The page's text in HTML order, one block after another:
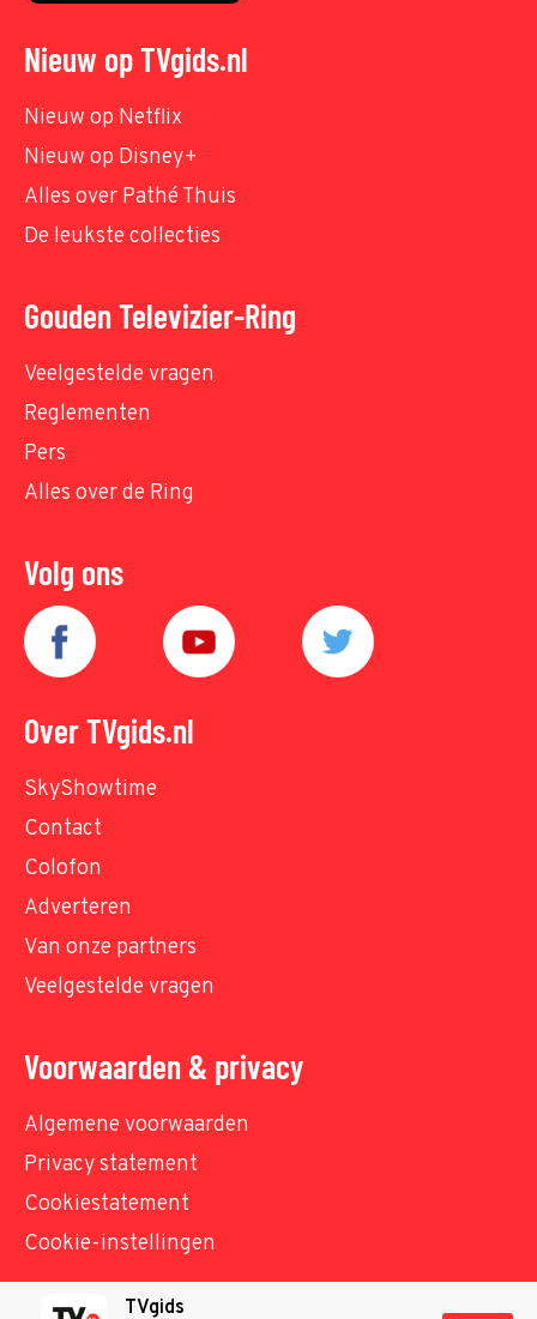
Nieuw op TVgids.nl
Nieuw op Netflix
Nieuw op Disney+
Alles over Pathé Thuis
De leukste collecties
Gouden Televizier-Ring
Veelgestelde vragen
Reglementen
Pers
Alles over de Ring
Volg ons
Over TVgids.nl
SkyShowtime
Contact
Colofon
Adverteren
Van onze partners
Veelgestelde vragen
Voorwaarden & privacy
Algemene voorwaarden
Privacy statement
Cookiestatement
Cookie-instellingen
TVgids